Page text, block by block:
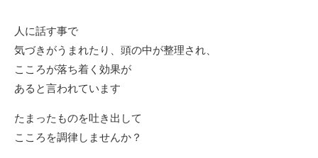
人に話す事で
気づきがうまれたり、頭の中が整理され、
こころが落ち着く効果が
あると言われています
たまったものを吐き出して
こころを調律しませんか？